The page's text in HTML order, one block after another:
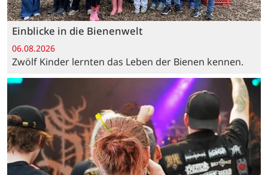
Einblicke in die Bienenwelt
06.08.2026
Zwölf Kinder lernten das Leben der Bienen kennen.